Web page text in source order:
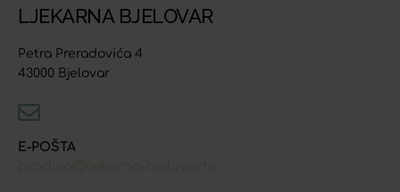
LJEKARNA BJELOVAR
Petra Preradovića 4
43000 Bjelovar
E-POŠTA